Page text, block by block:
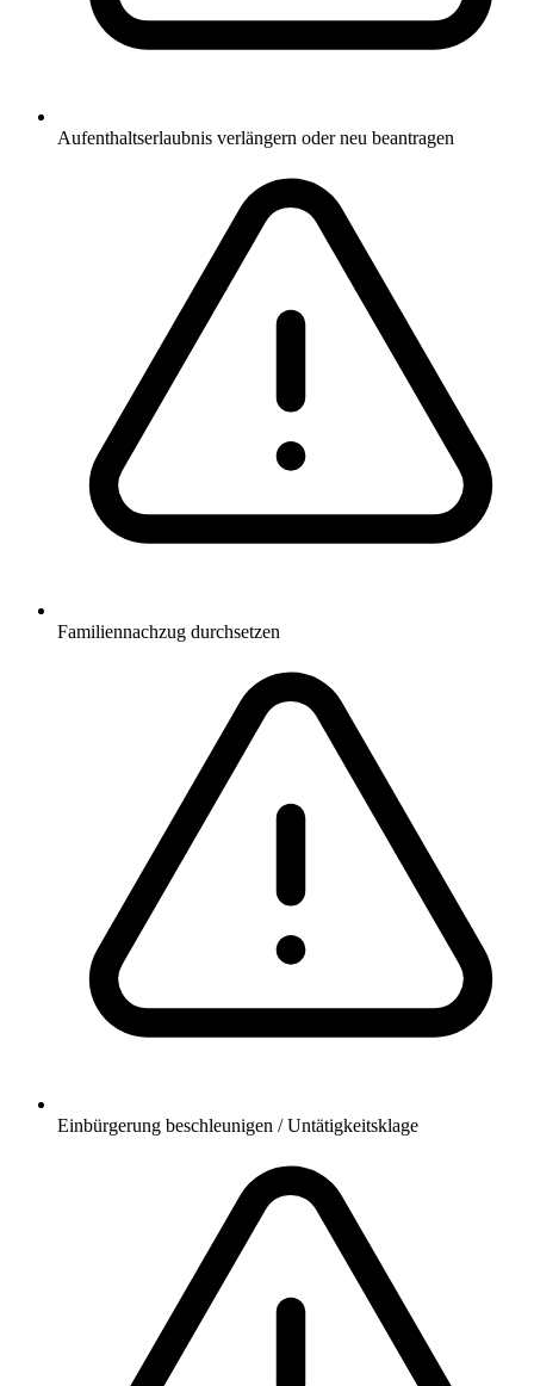
Aufenthaltserlaubnis verlängern oder neu beantragen
Familiennachzug durchsetzen
Einbürgerung beschleunigen / Untätigkeitsklage